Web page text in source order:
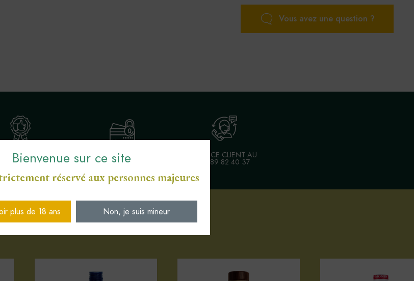
Vous avez une question ?
SERVICE
DE PROXIMITÉ PAIEMENT SÉCURISÉ CB SERVICE CLIENT AU
03 89 82 40 37
Votre sélection d'articles
Bienvenue sur ce site
réservé aux personnes majeures
plus de 18 ans Non, je suis mineur